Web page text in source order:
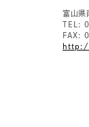
富山県
TEL:
FAX: